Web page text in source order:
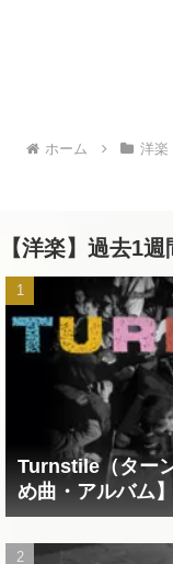
ホーム 洋楽
【洋楽】過去1
Turnstile（ター
め曲・アルバム】